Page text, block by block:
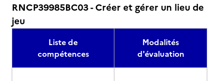
RNCP39985BC03 - Créer et gérer un lieu de
jeu
Liste de
compétences
Modalités
d'évaluation